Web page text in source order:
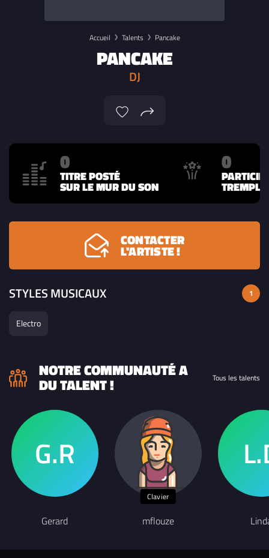
Accueil Talents Pancake
PANCAKE
DJ
0
TITRE POSTÉ
SUR LE MUR DU SON
0
CONTACTER
L'ARTISTE !
STYLES MUSICAUX 1
Electro
NOTRE COMMUNAUTÉ A
DU TALENT ! Tous les talents
Gerard
Clavier
mflouze